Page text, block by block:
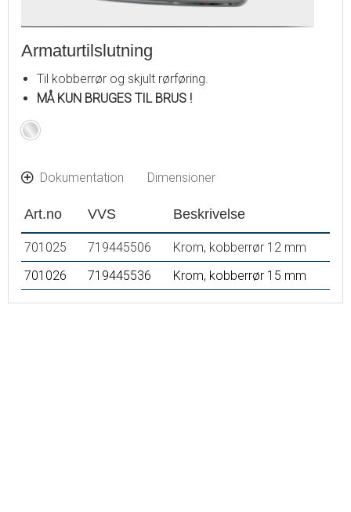
Armaturtilslutning
Til kobberrør og skjult rørføring.
MÅ KUN BRUGES TIL BRUS !
Krom
Dokumentation Dimensioner
Art.no VVS Beskrivelse
701025 719445506
Krom, kobberrør 12 mm
701026
719445536 Krom, kobberrør 15 mm